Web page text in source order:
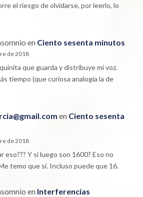
el riesgo de olvidarse, por leerlo, lo
en Ciento sesenta minutos
de 2018
que guarda y distribuye mi voz.
tiempo (que curiosa analogía la de
en Ciento sesenta
de 2018
eso??? Y si luego son 1600? Eso no
temo que sí. Incluso puede que 16.
en Interferencias